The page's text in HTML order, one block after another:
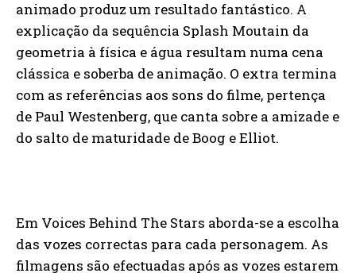
animado produz um resultado fantástico. A
explicação da sequência Splash Moutain da
geometria à física e água resultam numa cena
clássica e soberba de animação. O extra termina
com as referências aos sons do filme, pertença
de Paul Westenberg, que canta sobre a amizade e
do salto de maturidade de Boog e Elliot.
Em Voices Behind The Stars aborda-se a escolha
das vozes correctas para cada personagem. As
filmagens são efectuadas após as vozes estarem